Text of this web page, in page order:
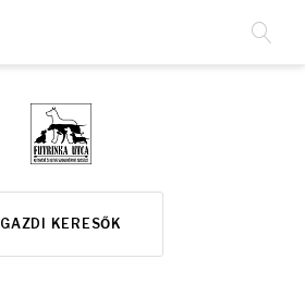
GAZDI KERESŐK